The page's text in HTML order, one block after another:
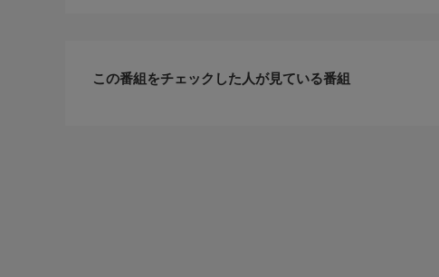
この番組をチェックした人が見ている番組